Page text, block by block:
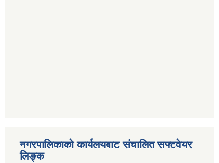
नगरपालिकाको कार्यलयबाट संचालित सफ्टवेयर
लिङ्क